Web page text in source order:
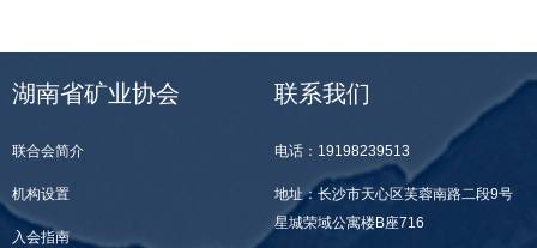
湖南省矿业协会
联合会简介
机构设置
入会指南
联系我们
电话：19198239513
地址：长沙市天心区芙蓉南路二段9号
星城荣域公寓楼B座716